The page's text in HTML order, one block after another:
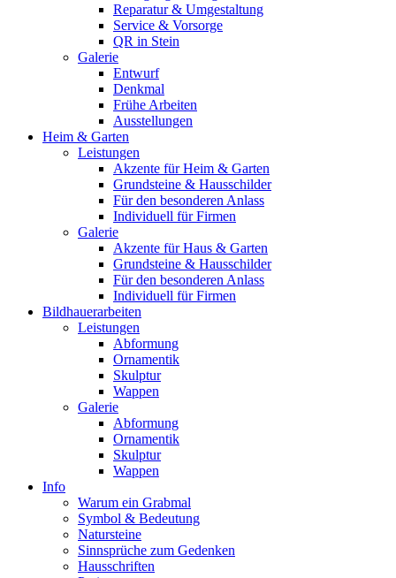
Reparatur & Umgestaltung
Service & Vorsorge
QR in Stein
Galerie
Entwurf
Denkmal
Frühe Arbeiten
Ausstellungen
Heim & Garten
Leistungen
Akzente für Heim & Garten
Grundsteine & Hausschilder
Für den besonderen Anlass
Individuell für Firmen
Galerie
Akzente für Haus & Garten
Grundsteine & Hausschilder
Für den besonderen Anlass
Individuell für Firmen
Bildhauerarbeiten
Leistungen
Abformung
Ornamentik
Skulptur
Wappen
Galerie
Abformung
Ornamentik
Skulptur
Wappen
Info
Warum ein Grabmal
Symbol & Bedeutung
Natursteine
Sinnsprüche zum Gedenken
Hausschriften